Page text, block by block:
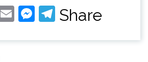
EmailMessenger
Telegram
Share